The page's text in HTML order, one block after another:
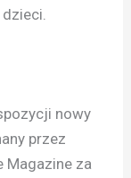
nowy
przez
Magazine za